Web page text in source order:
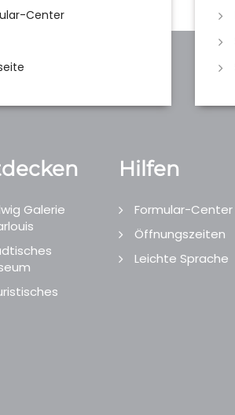
Center
Galerie
Hilfen
Formular-Center
Öffnungszeiten
Leichte Sprache